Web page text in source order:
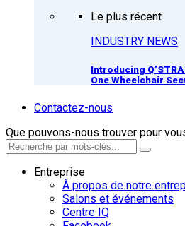
Le plus récent
INDUSTRY NEWS
Introducing
One Wheelchair
Contactez-nous
Que pouvons-nous trouver pour
Entreprise
À propos de notre
Salons et événements
Centre IQ